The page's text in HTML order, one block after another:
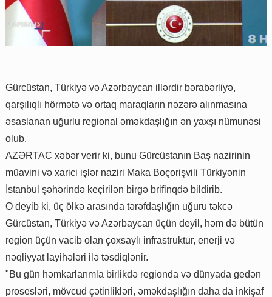
Gürcüstan, Türkiyə və Azərbaycan illərdir bərabərliyə,
qarşılıqlı hörmətə və ortaq maraqların nəzərə alınmasına
əsaslanan uğurlu regional əməkdaşlığın ən yaxşı nümunəsi
olub.
AZƏRTAC xəbər verir ki, bunu Gürcüstanın Baş nazirinin
müavini və xarici işlər naziri Maka Boçorişvili Türkiyənin
İstanbul şəhərində keçirilən birgə brifinqdə bildirib.
O deyib ki, üç ölkə arasında tərəfdaşlığın uğuru təkcə
Gürcüstan, Türkiyə və Azərbaycan üçün deyil, həm də bütün
region üçün vacib olan çoxsaylı infrastruktur, enerji və
nəqliyyat layihələri ilə təsdiqlənir.
"Bu gün həmkarlarımla birlikdə regionda və dünyada gedən
prosesləri, mövcud çətinlikləri, əməkdaşlığın daha da inkişaf